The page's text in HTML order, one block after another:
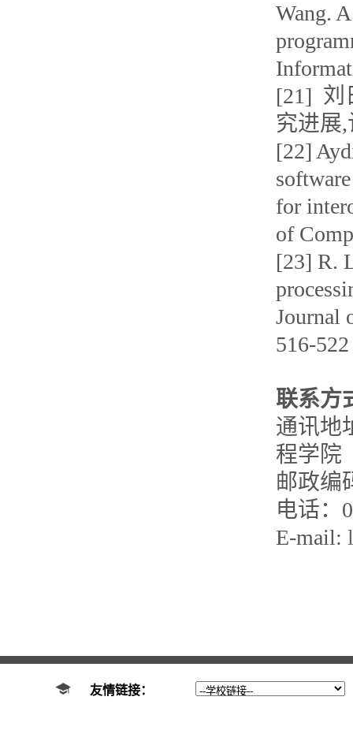
Wang.
[21] 刘
究进展,
[22]
for
of
[23] R.
Journal
516-522
联系方
通讯地
程学院
邮政编
电话：
E-mail:
友情链接：